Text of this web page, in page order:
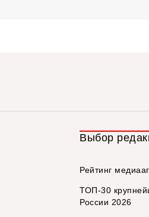
Выбор
Рейтинг
ТОП-30
России 2026